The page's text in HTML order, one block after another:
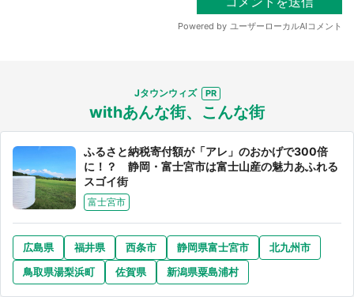
Jタウンウィズ
withあんな街、こんな街
ふるさと納税寄付額が「アレ」のおかげで300倍
に！？ 静岡・富士宮市は富士山産の魅力あふれる
スゴイ街
富士宮市
広島県 福井県 西条市 静岡県富士宮市
北九州市
鳥取県湯梨浜町
佐賀県 新潟県粟島浦村